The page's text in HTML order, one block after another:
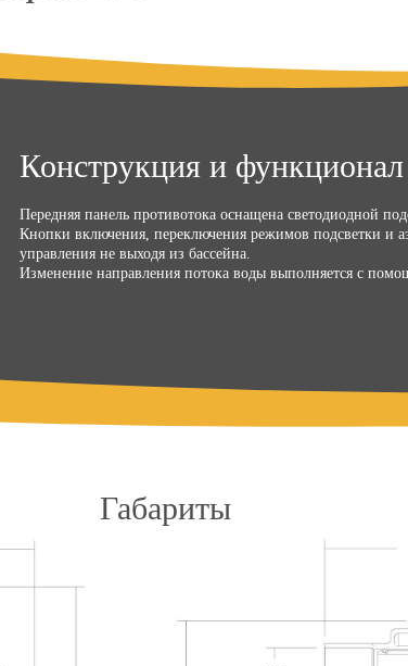
Конструкция и функционал
Передняя панель противотока оснащена светодиодной
Кнопки включения, переключения режимов подсветки и
управления не выходя из бассейна.
Изменение направления потока воды выполняется с
Габариты